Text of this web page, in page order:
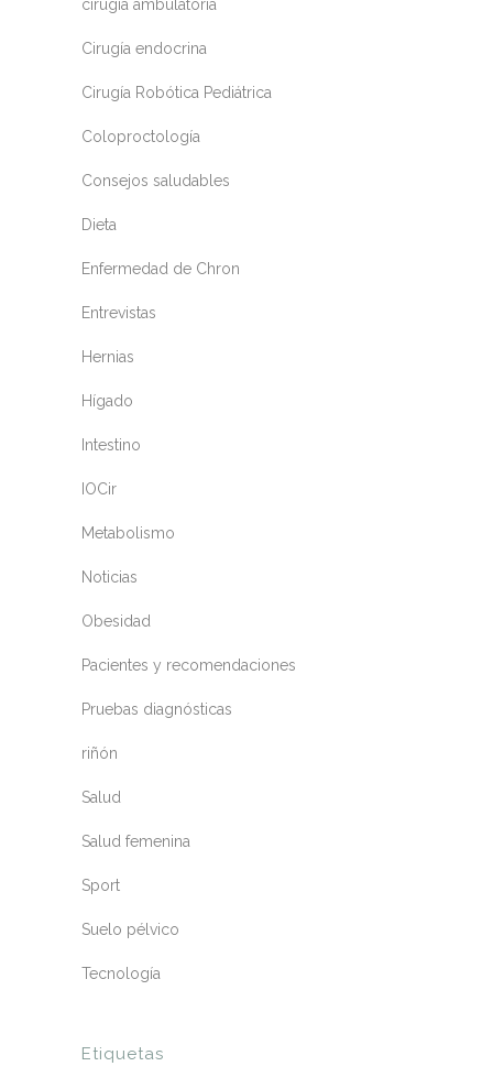
cirugía ambulatoria
Cirugía endocrina
Cirugía Robótica Pediátrica
Coloproctología
Consejos saludables
Dieta
Enfermedad de Chron
Entrevistas
Hernias
Hígado
Intestino
IOCir
Metabolismo
Noticias
Obesidad
Pacientes y recomendaciones
Pruebas diagnósticas
riñón
Salud
Salud femenina
Sport
Suelo pélvico
Tecnología
Etiquetas